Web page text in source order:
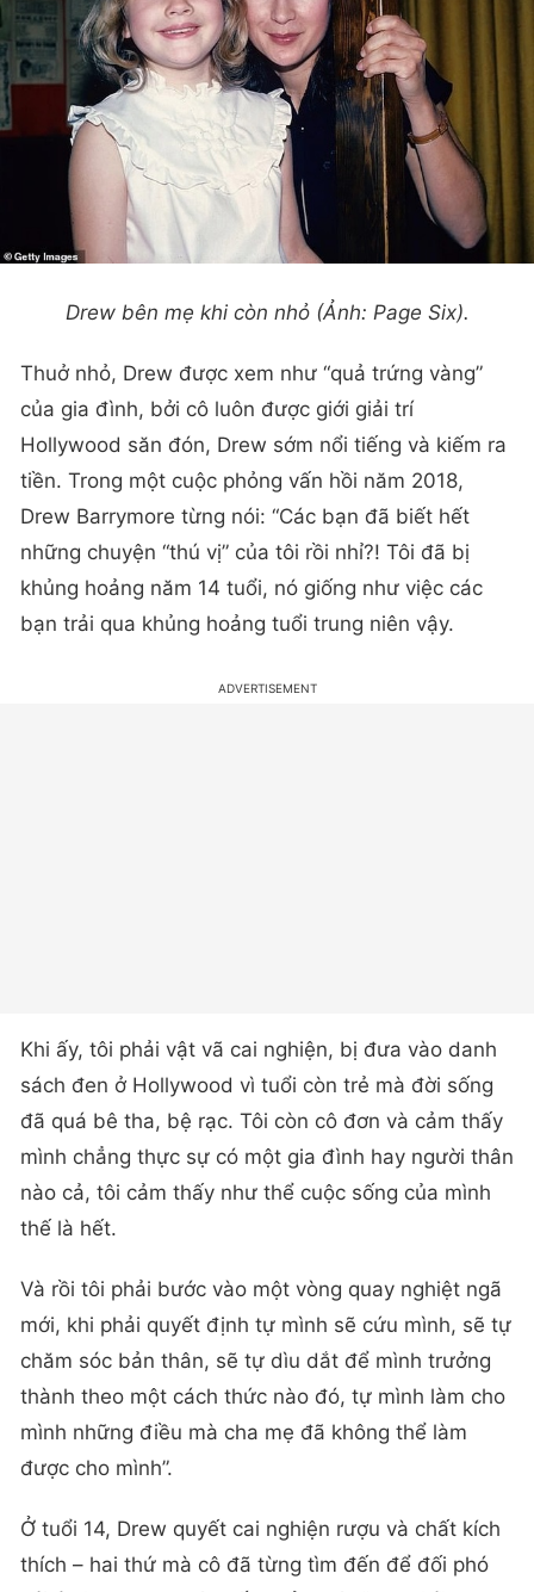
của gia đình, bởi cô luôn được giới giải trí
Hollywood săn đón, Drew sớm nổi tiếng và kiếm ra
tiền. Trong một cuộc phỏng vấn hồi năm 2018,
Drew Barrymore từng nói: “Các bạn đã biết hết
những chuyện “thú vị” của tôi rồi nhỉ?! Tôi đã bị
khủng hoảng năm 14 tuổi, nó giống như việc các
bạn trải qua khủng hoảng tuổi trung niên vậy.
sách đen ở Hollywood vì tuổi còn trẻ mà đời sống
đã quá bê tha, bệ rạc. Tôi còn cô đơn và cảm thấy
mình chẳng thực sự có một gia đình hay người thân
nào cả, tôi cảm thấy như thể cuộc sống của mình
thế là hết.
mới, khi phải quyết định tự mình sẽ cứu mình, sẽ tự
chăm sóc bản thân, sẽ tự dìu dắt để mình trưởng
thành theo một cách thức nào đó, tự mình làm cho
mình những điều mà cha mẹ đã không thể làm
được cho mình”.
thích – hai thứ mà cô đã từng tìm đến để đối phó
với áp lực trong cuộc sống của một “sao nhí”.